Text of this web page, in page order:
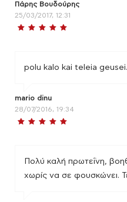
Πάρης Βουδούρης
25/03/2017, 12:31
polu kalo kai teleia
mario dinu
28/07/2016, 19:34
Πολύ καλή πρωτεΐνη,
χωρίς να σε φουσκώνει.